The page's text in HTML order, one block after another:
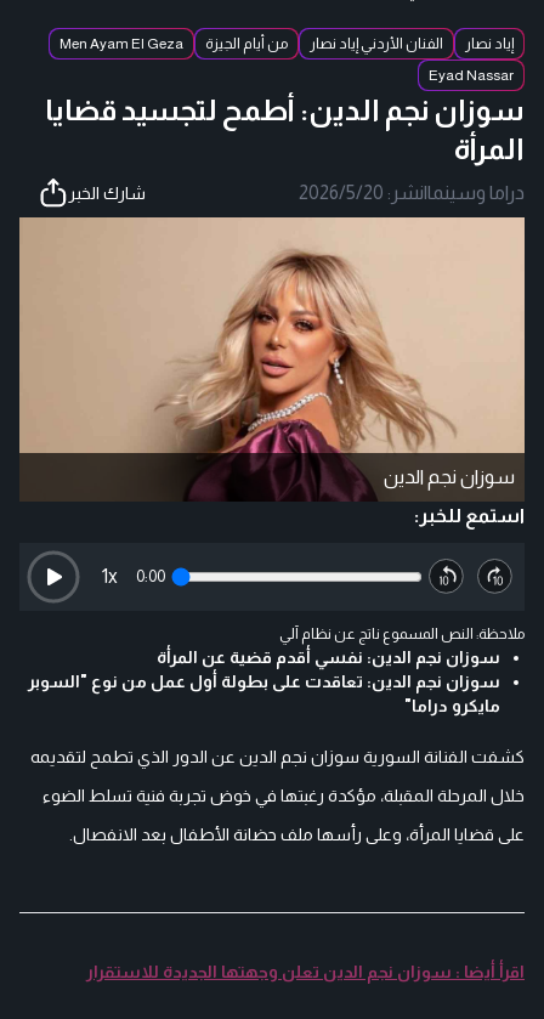
إياد نصار الفنان الأردني إياد نصار من أيام الجيزة
Men Ayam El Geza
Eyad Nassar
سوزان نجم الدين: أطمح لتجسيد قضايا
المرأة
دراما وسينما|نشر: 2026/5/20 شارك الخبر
سوزان نجم الدين
استمع للخبر:
0:00
1x
ملاحظة: النص المسموع ناتج عن نظام آلي
سوزان نجم الدين: نفسي أقدم قضية عن المرأة
سوزان نجم الدين: تعاقدت على بطولة أول عمل من نوع "السوبر
مايكرو دراما"
كشفت الفنانة السورية سوزان نجم الدين عن الدور الذي تطمح لتقديمه
خلال المرحلة المقبلة، مؤكدة رغبتها في خوض تجربة فنية تسلط الضوء
على قضايا المرأة، وعلى رأسها ملف حضانة الأطفال بعد الانفصال.
اقرأ أيضا : سوزان نجم الدين تعلن وجهتها الجديدة للاستقرار